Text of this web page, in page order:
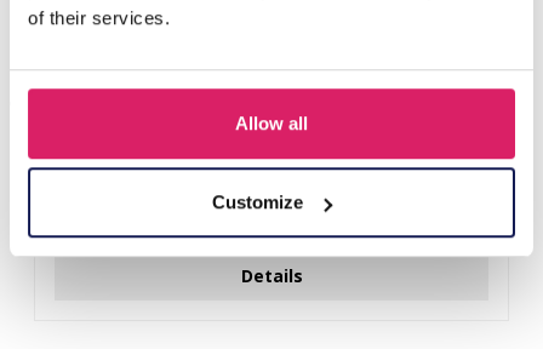
of their services.
Allow all
Customize
Z-E2.3 LED Foam Sticks -Multi Color 47x3.5cm
Details